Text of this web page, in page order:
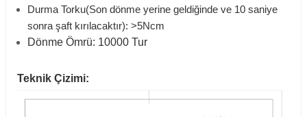
Durma Torku(Son dönme yerine geldiğinde ve 10 saniye
sonra şaft kırılacaktır): >5Ncm
Dönme Ömrü: 10000 Tur
Teknik Çizimi: